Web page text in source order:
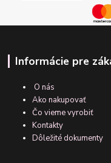
Informácie pre
O nás
Ako nakupovať
Čo vieme vyrobiť
Kontakty
Dôležité dokumenty